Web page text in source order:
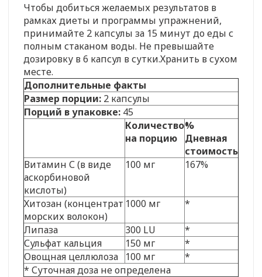
Чтобы добиться желаемых результатов в
рамках диеты и программы упражнений,
принимайте 2 капсулы за 15 минут до еды с
полным стаканом воды. Не превышайте
дозировку в 6 капсул в сутки.Хранить в сухом
месте.
Дополнительные факты
Размер порции: 2 капсулы
Порций в упаковке: 45
Количество
на порцию
%
Дневная
стоимость
Витамин С (в виде
аскорбиновой
кислоты)
100 мг 167%
Хитозан (концентрат
морских волокон)
1000 мг *
Липаза 300 LU
*
Сульфат кальция
150 мг
*
Овощная целлюлоза
100 мг
*
* Суточная доза не определена